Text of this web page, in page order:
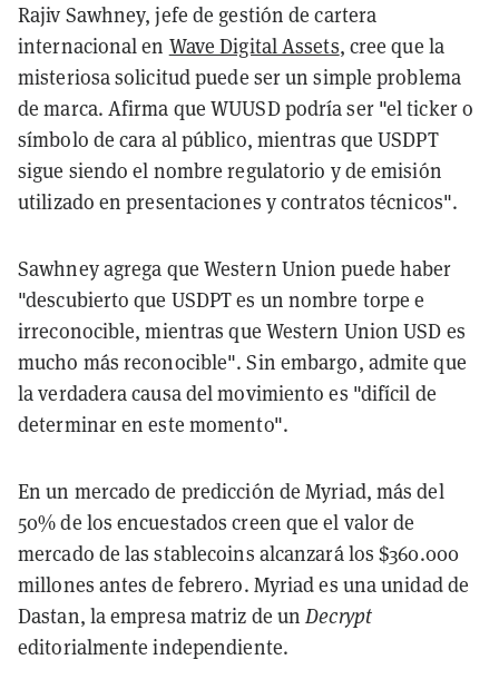
Rajiv Sawhney, jefe de gestión de cartera
internacional en Wave Digital Assets, cree que la
misteriosa solicitud puede ser un simple problema
de marca. Afirma que WUUSD podría ser "el ticker o
símbolo de cara al público, mientras que USDPT
sigue siendo el nombre regulatorio y de emisión
utilizado en presentaciones y contratos técnicos".
Sawhney agrega que Western Union puede haber
"descubierto que USDPT es un nombre torpe e
irreconocible, mientras que Western Union USD es
mucho más reconocible". Sin embargo, admite que
la verdadera causa del movimiento es "difícil de
determinar en este momento".
En un mercado de predicción de Myriad, más del
50% de los encuestados creen que el valor de
mercado de las stablecoins alcanzará los $360.000
millones antes de febrero. Myriad es una unidad de
Dastan, la empresa matriz de unDecrypt
editorialmente independiente.